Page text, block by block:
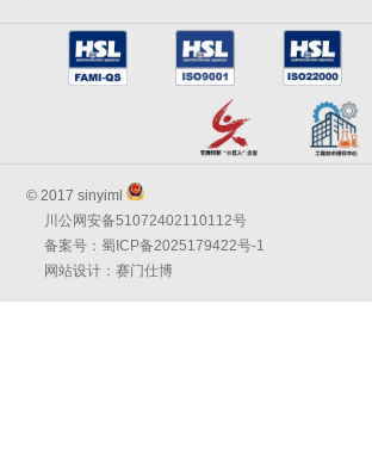
© 2017 sinyiml
川公网安备51072402110112号
备案号：蜀ICP备2025179422号-1
网站设计：赛门仕博